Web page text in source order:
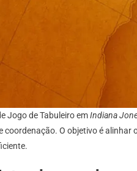
Jogo de Tabuleiro emIndiana
coordenação. O objetivo é